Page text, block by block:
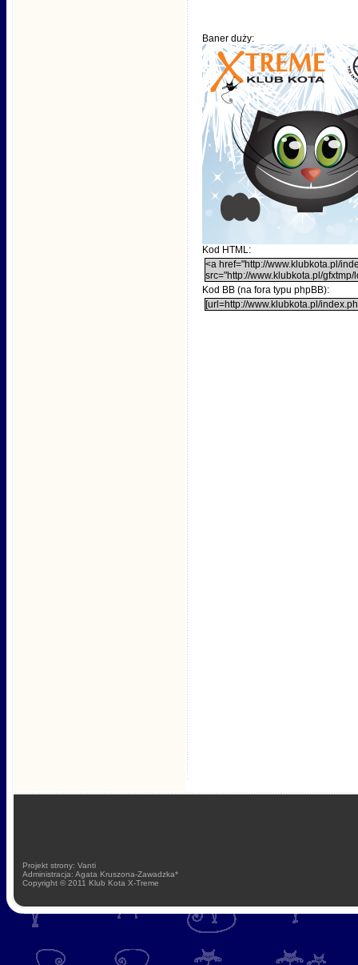
Baner duży:
Kod HTML:
<a href="http://www.klubkota.pl/
src="http://www.klubkota.pl/
Kod BB (na fora typu phpBB):
[url=http://www.klubkota.pl/
Projekt strony: Vanti
Administracja: Agata Kruszona-Zawadzka*
Copyright © 2011 Klub Kota X-Treme